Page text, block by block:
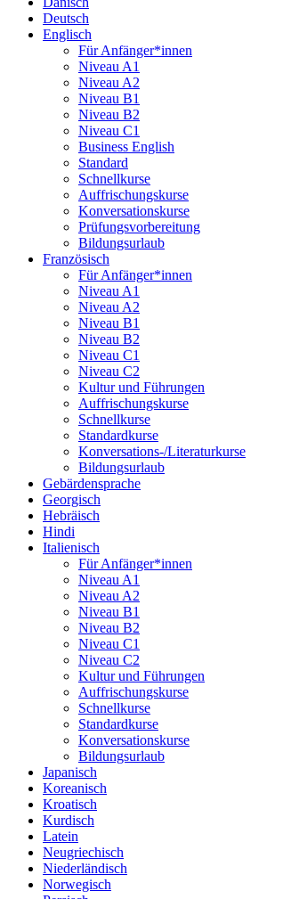
Deutsch
Englisch
Für Anfänger*innen
Niveau A1
Niveau A2
Niveau B1
Niveau B2
Niveau C1
Business English
Standard
Schnellkurse
Auffrischungskurse
Konversationskurse
Prüfungsvorbereitung
Bildungsurlaub
Französisch
Für Anfänger*innen
Niveau A1
Niveau A2
Niveau B1
Niveau B2
Niveau C1
Niveau C2
Kultur und Führungen
Auffrischungskurse
Schnellkurse
Standardkurse
Konversations-/Literaturkurse
Bildungsurlaub
Gebärdensprache
Georgisch
Hebräisch
Hindi
Italienisch
Für Anfänger*innen
Niveau A1
Niveau A2
Niveau B1
Niveau B2
Niveau C1
Niveau C2
Kultur und Führungen
Auffrischungskurse
Schnellkurse
Standardkurse
Konversationskurse
Bildungsurlaub
Japanisch
Koreanisch
Kroatisch
Kurdisch
Latein
Neugriechisch
Niederländisch
Norwegisch